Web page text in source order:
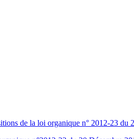
de la loi organique n° 2012-23 du